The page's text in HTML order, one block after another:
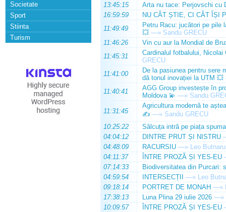
Societate
Sport
Stiinta
Turism
13:45:15
Arta nu tace: Perjovschi cu
16:59:59
NU CÂT ȘTIE, CI CÂT ÎȘI
11:49:49
Petru Racu: jucători pe pile
💥 —» Sandu GRECU
11:46:26
Vin cu aur la Mondial de
11:45:31
Cardinalul fotbalului,
GRECU
11:41:00
De la pasiunea pentru sere
dă tonul inovației la UTM 💥
11:40:41
AGG Group investește în
Moldova 💫 —» Sandu
11:31:45
Agricultura modernă te
✍️ —» Sandu GRECU
10:25:22
Sălcuța intră pe piața
04:04:12
DINTRE PRUT ȘI NISTRU
04:48:09
RACURSIU —» Leo Butnaru
04:11:37
ÎNTRE PROZĂ ȘI YES-EU
07:14:33
Biodiversitatea din Purcari:
04:59:54
INTERSECȚII —» Leo
09:18:14
PORTRET DE MONAH —»
17:38:13
Luna Plina 29 iulie 2026 —»
10:09:57
ÎNTRE PROZĂ ȘI YES-EU